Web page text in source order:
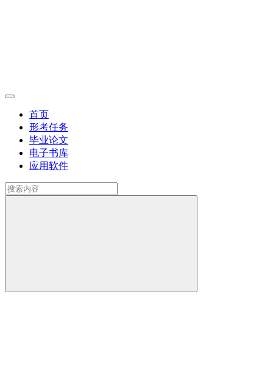
首页
形考任务
毕业论文
电子书库
应用软件